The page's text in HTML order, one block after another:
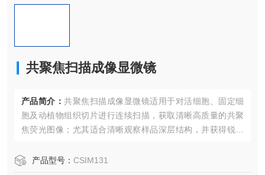
共聚焦扫描成像显微镜
产品简介： 共聚焦扫描成像显微镜适⽤于对活细胞、固定细
胞及动植物组织切⽚进⾏连续扫描，获取清晰⾼质量的共聚
焦荧光图像；尤其适合清晰观察样品深层结构，并获得锐利
产品型号： CSIM131